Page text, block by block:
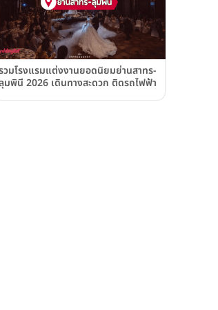
วมโรงแรมแต่งงานยอดนิยมย่านสาทร-
มพินี 2026 เดินทางสะดวก ติดรถไฟฟ้า